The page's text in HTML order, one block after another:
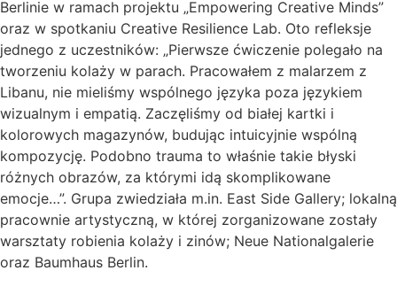
Berlinie w ramach projektu „Empowering Creative Minds”
oraz w spotkaniu Creative Resilience Lab. Oto refleksje
jednego z uczestników: „Pierwsze ćwiczenie polegało na
tworzeniu kolaży w parach. Pracowałem z malarzem z
Libanu, nie mieliśmy wspólnego języka poza językiem
wizualnym i empatią. Zaczęliśmy od białej kartki i
kolorowych magazynów, budując intuicyjnie wspólną
kompozycję. Podobno trauma to właśnie takie błyski
różnych obrazów, za którymi idą skomplikowane
emocje…”. Grupa zwiedziała m.in. East Side Gallery; lokalną
pracownie artystyczną, w której zorganizowane zostały
warsztaty robienia kolaży i zinów; Neue Nationalgalerie
oraz Baumhaus Berlin.